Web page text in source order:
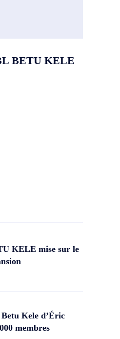
BETU KELE
KELE mise sur le
Kele d’Éric
membres